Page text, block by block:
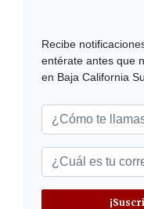
Recibe
entérate antes que
en Baja California